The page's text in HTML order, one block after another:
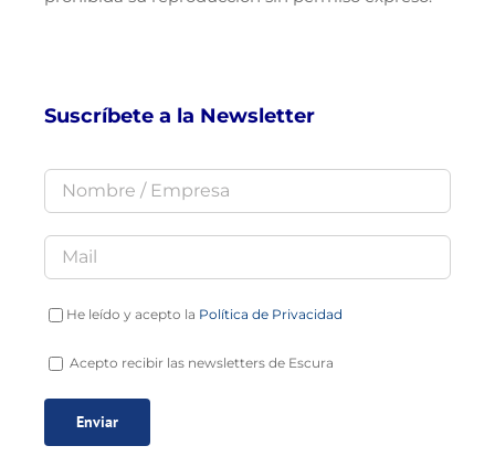
Suscríbete a la Newsletter
He leído y acepto la Política de Privacidad
Acepto recibir las newsletters de Escura